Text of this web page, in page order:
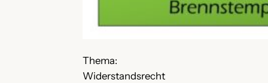
Thema:
Widerstandsrecht